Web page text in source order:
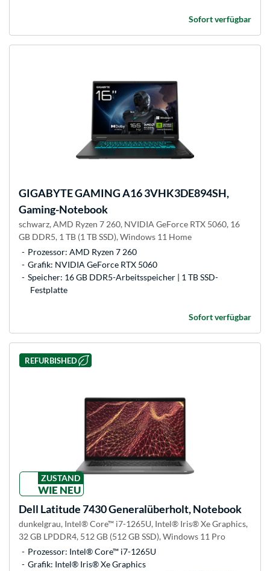
Sofort verfügbar
GIGABYTEGAMING A16 3VHK3DE894SH,
Gaming-Notebook
schwarz, AMD Ryzen 7 260, NVIDIA GeForce RTX 5060, 16
GB DDR5, 1 TB (1 TB SSD), Windows 11 Home
Prozessor: AMD Ryzen 7 260
Grafik: NVIDIA GeForce RTX 5060
Speicher: 16 GB DDR5-Arbeitsspeicher | 1 TB SSD-
Festplatte
Sofort verfügbar
REFURBISHED
ZUSTAND
WIE NEU
Dell Latitude 7430 Generalüberholt, Notebook
dunkelgrau, Intel® Core™ i7-1265U, Intel® Iris® Xe Graphics,
32 GB LPDDR4, 512 GB (512 GB SSD), Windows 11 Pro
Prozessor: Intel® Core™ i7-1265U
Grafik: Intel® Iris® Xe Graphics